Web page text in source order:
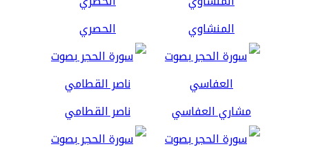
المنشاوي الحصري
مشاري العفاسي ناصر القطامي